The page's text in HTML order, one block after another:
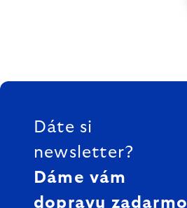
ZÁPÄTIE
Dáte si
newsletter?
Dáme vám
dopravu zadarmo